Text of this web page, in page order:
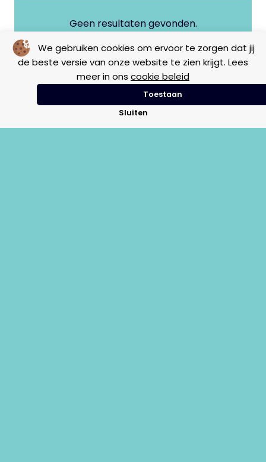
We gebruiken cookies om ervoor te zorgen dat jij
de beste versie van onze website te zien krijgt. Lees
meer in ons cookie beleid
Toestaan
Sluiten
Geen resultaten gevonden.